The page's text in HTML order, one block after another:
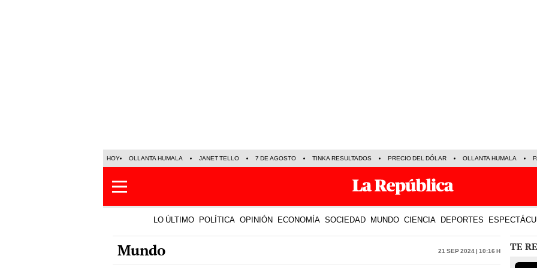
HOY OLLANTA HUMALA JANET TELLO 7 DE AGOSTO TINKA RESULTADOS PRECIO DEL DÓLAR OLLANTA HUMALA
LO ÚLTIMO POLÍTICA OPINIÓN ECONOMÍA SOCIEDAD MUNDO CIENCIA DEPORTES
Mundo 21 Sep 2024 | 10:16 h TE